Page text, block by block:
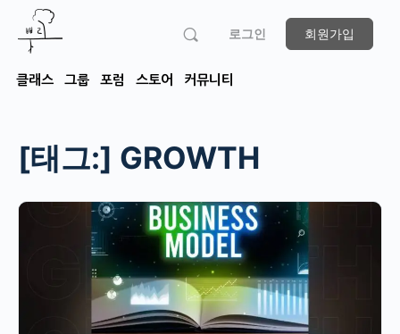
로그인 회원가입
클래스 그룹 포럼 스토어 커뮤니티
[태그:] GROWTH